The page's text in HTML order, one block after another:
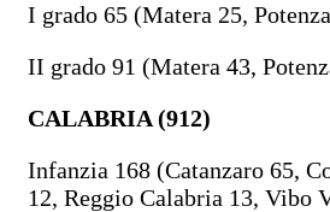
I grado 65 (Matera 25,
II grado 91 (Matera 43,
CALABRIA (912)
Infanzia 168 (Catanzaro 65,
12, Reggio Calabria 13, Vibo